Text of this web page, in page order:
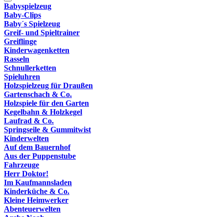
Babyspielzeug
Baby-Clips
Baby´s Spielzeug
Greif- und Spieltrainer
Greiflinge
Kinderwagenketten
Rasseln
Schnullerketten
Spieluhren
Holzspielzeug für Draußen
Gartenschach & Co.
Holzspiele für den Garten
Kegelbahn & Holzkegel
Laufrad & Co.
Springseile & Gummitwist
Kinderwelten
Auf dem Bauernhof
Aus der Puppenstube
Fahrzeuge
Herr Doktor!
Im Kaufmannsladen
Kinderküche & Co.
Kleine Heimwerker
Abenteuerwelten